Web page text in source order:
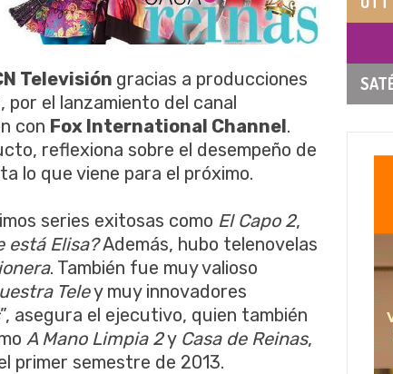
Televisión gracias a producciones
el lanzamiento del canal
con Fox International Channel.
reflexiona sobre el desempeño de
lo que viene para el próximo.
series exitosas como El Capo 2,
está Elisa?Además, hubo telenovelas
. También fue muy valioso
Teley muy innovadores
”, asegura el ejecutivo, quien también
A Mano Limpia 2y Casa de Reinas,
primer semestre de 2013.